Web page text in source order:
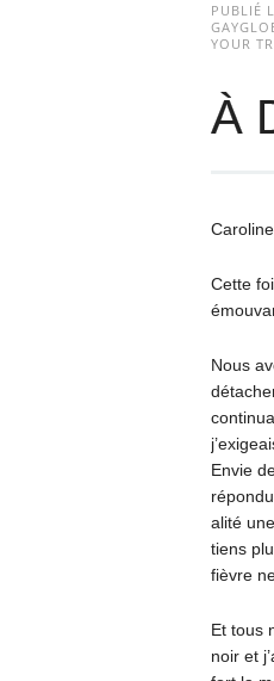
PUBLIÉ
YOUR
À
Cette
Nous
Envie
alité
tiens
fièvre
Et tous
noir et